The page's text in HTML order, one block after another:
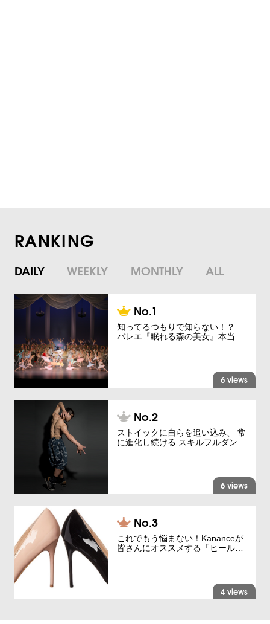
RANKING
DAILY WEEKLY MONTHLY ALL
知ってるつもりで知らない！？
バレエ『眠れる森の美女』本当…
6 views
ストイックに自らを追い込み、 常
に進化し続ける スキルフルダン…
6 views
これでもう悩まない！Kananceが
皆さんにオススメする「ヒール…
4 views